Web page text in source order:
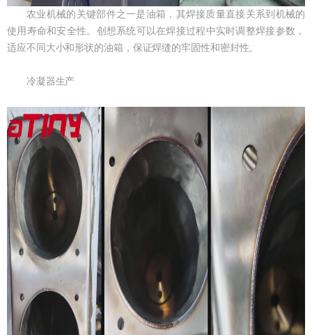
农业机械的关键部件之一是油箱，其焊接质量直接关系到机械的
使用寿命和安全性。创想系统可以在焊接过程中实时调整焊接参数，
适应不同大小和形状的油箱，保证焊缝的牢固性和密封性。
冷凝器生产